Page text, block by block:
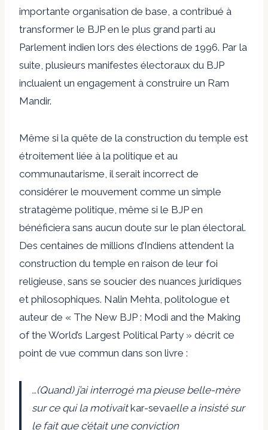
importante organisation de base, a contribué à
transformer le BJP en le plus grand parti au
Parlement indien lors des élections de 1996. Par la
suite, plusieurs manifestes électoraux du BJP
incluaient un engagement à construire un Ram
Mandir.
Même si la quête de la construction du temple est
étroitement liée à la politique et au
communautarisme, il serait incorrect de
considérer le mouvement comme un simple
stratagème politique, même si le BJP en
bénéficiera sans aucun doute sur le plan électoral.
Des centaines de millions d’Indiens attendent la
construction du temple en raison de leur foi
religieuse, sans se soucier des nuances juridiques
et philosophiques. Nalin Mehta, politologue et
auteur de « The New BJP : Modi and the Making
of the World’s Largest Political Party » décrit ce
point de vue commun dans son livre :
…(Quand) j’ai interrogé ma pieuse belle-mère
sur ce qui la motivaitkar-sevaelle a insisté sur
le fait que c’était une conviction